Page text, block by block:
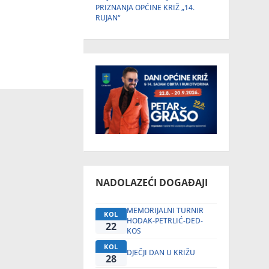
PRIZNANJA OPĆINE KRIŽ „14.
RUJAN“
NADOLAZEĆI DOGAĐAJI
KOL
22
MEMORIJALNI TURNIR
HODAK-PETRLIĆ-DED-
KOS
KOL
28 DJEČJI DAN U KRIŽU